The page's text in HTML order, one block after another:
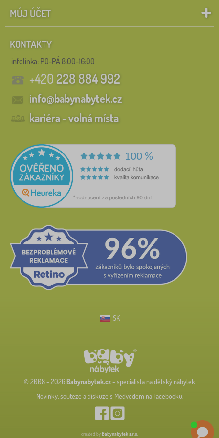
MŮJ ÚČET
KONTAKTY
infolinka: PO-PÁ 8:00-16:00
+420228 884 992
info@babynabytek.cz
kariéra - volná místa
SK
© 2008 - 2026 Babynabytek.cz- specialista na dětský nábytek
Novinky, soutěže a diskuze s Medvědem na Facebooku.
created by Babynabytek s.r.o.